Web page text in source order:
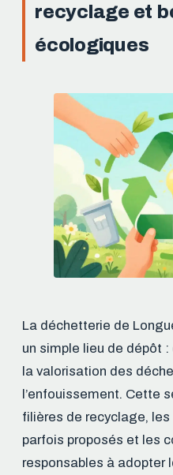
recyclage et
écologiques
La déchetterie de
un simple lieu de dépôt
la valorisation des
l’enfouissement. Cette
filières de recyclage,
parfois proposés et les
responsables à adopter